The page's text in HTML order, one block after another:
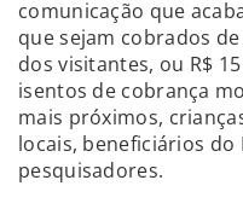
comunicação que
que sejam cobrados de
dos visitantes, ou R$
isentos de cobrança
mais próximos,
locais, beneficiários do
pesquisadores.